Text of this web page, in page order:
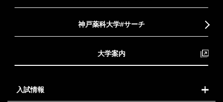
神戸薬科大学#サーチ
大学案内
入試情報